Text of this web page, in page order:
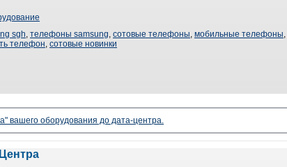
sgh, телефоны samsung, сотовые телефоны, мобильные телефоны,
телефон, сотовые новинки
вашего оборудования до дата-центра.